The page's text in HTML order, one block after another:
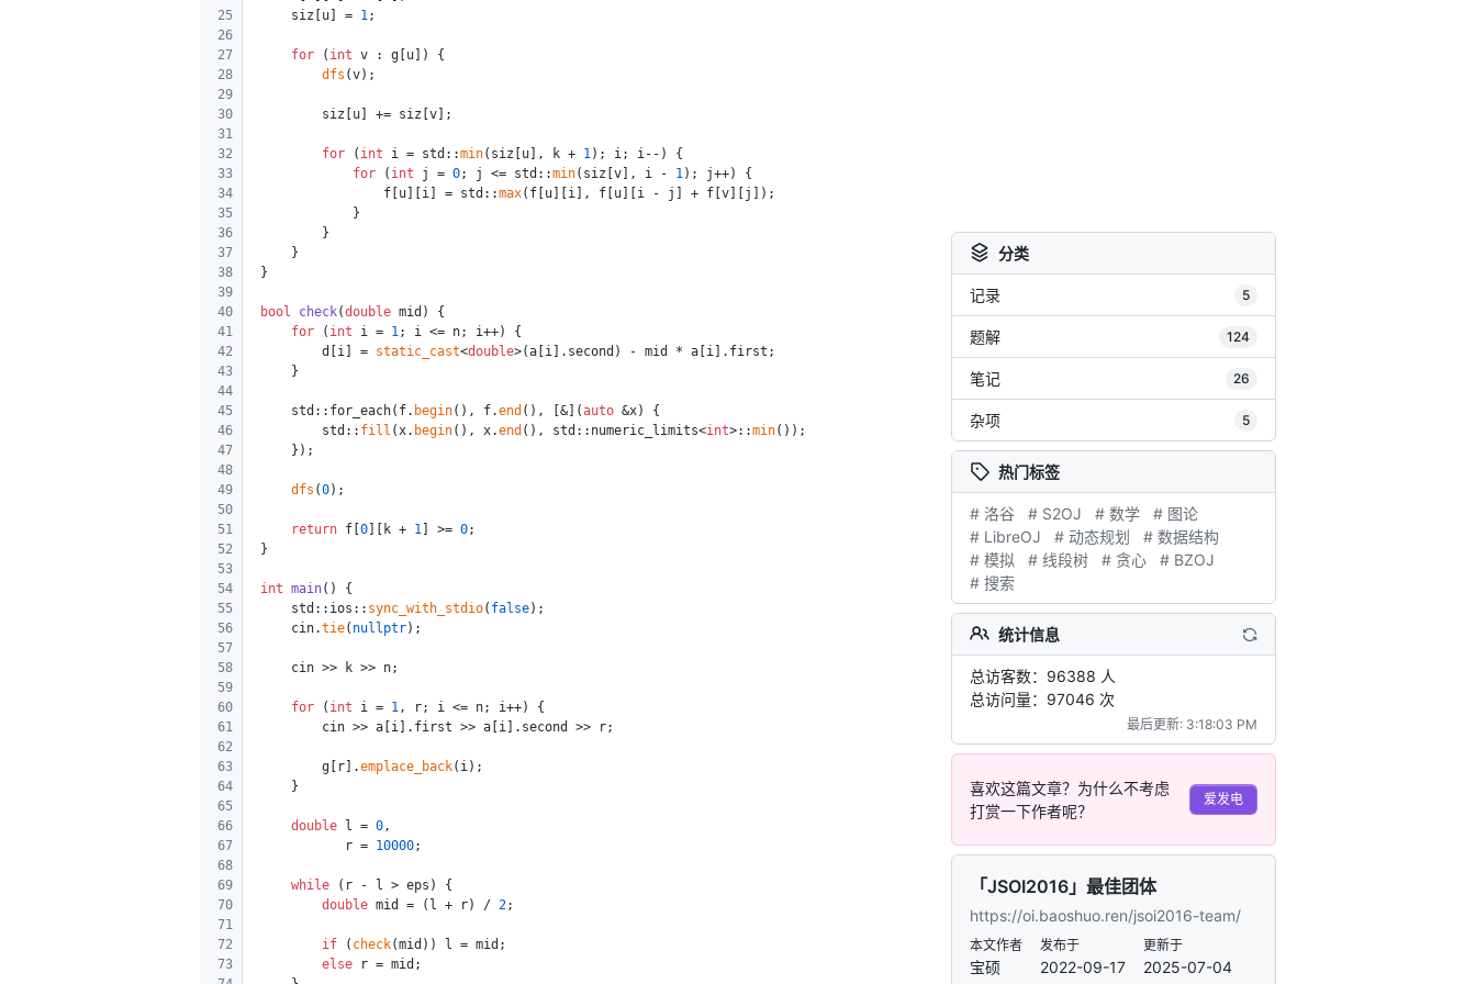
25
26
27
28
29
30
31
32
33
34
35
36
37
38
39
40
41
42
43
44
45
46
47
48
49
50
51
52
53
54
55
56
57
58
59
60
61
62
63
64
65
66
67
68
69
70
71
72
73
    siz[u] =
1;
for ( int v : g[u]) {
dfs (v);
        siz[u] += siz[v];
for ( int i = std::min(siz[u], k + 1); i; i--) {
for ( int j = 0; j <= std::min(siz[v], i - 1); j++) {
                f[u][i] = std::
max(f[u][i], f[u][i - j] + f[v][j]);
            }
        }
    }
}
bool check(double mid)
{
for ( int i = 1; i <= n; i++) {
        d[i] =
static_cast<double>(a[i].second) - mid * a[i].first;
    }
    std::for_each(f.
begin(), f.end (), [&](auto &x) {
        std::
fill (x. begin(), x.end (), std::numeric_limits<int>::min());
    });
dfs (0);
return f[ 0 ][k + 1 ] >= 0;
}
int main()
{
    std::ios::
sync_with_stdio( false);
    cin.
tie( nullptr);
    cin >> k >> n;
for ( int i = 1, r; i <= n; i++) {
        cin >> a[i].first >> a[i].second >> r;
        g[r].
emplace_back(i);
    }
double l = 0,
           r =
10000;
while (r - l > eps) {
double mid = (l + r) / 2;
if ( check(mid)) l = mid;
else r = mid;
喜欢这篇文章？为什么不考虑
打赏一下作者呢？
爱发电
「JSOI2016」最佳团体
https://oi.baoshuo.ren/jsoi2016-team/
本文作者
宝硕
发布于
2022-09-17
更新于
2025-07-04
分类
记录 5
题解 124
笔记 26
杂项 5
热门标签
# 洛谷 # S2OJ # 数学
# 图论
# LibreOJ
# 动态规划
# 数据结构
# 模拟
# 线段树 # 贪心
# BZOJ
# 搜索
统计信息
总访客数：96388 人
总访问量：97046 次
最后更新: 3:18:03 PM